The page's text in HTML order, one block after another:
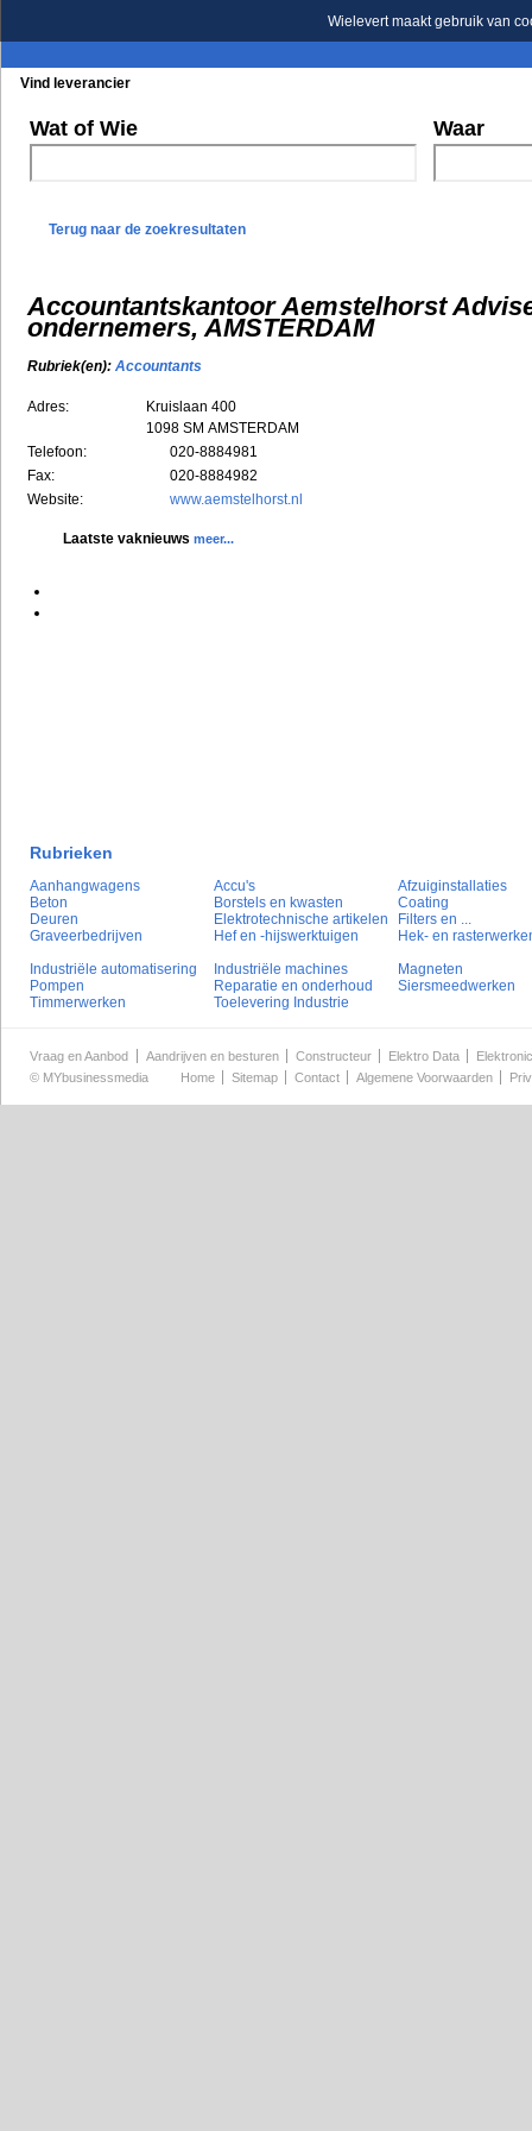
Wielevert maakt gebruik van
Vind leverancier
Wat of Wie Waar
Terug naar de zoekresultaten
Accountantskantoor Aemstelhorst
ondernemers, AMSTERDAM
Rubriek(en): Accountants
Adres:
Kruislaan 400
1098 SM AMSTERDAM
Telefoon:
020-8884981
Fax:
020-8884982
Website:
www.aemstelhorst.nl
Laatste vaknieuws meer...
Rubrieken
Aanhangwagens Accu's
Afzuiginstallaties
Beton
Borstels en kwasten
Coating
Deuren
Elektrotechnische artikelen
Filters en ...
Graveerbedrijven
Hef en -hijswerktuigen
Hek- en
Industriële automatisering
Industriële machines
Magneten
Pompen
Reparatie en onderhoud
Siersmeedwerken
Timmerwerken
Toelevering Industrie
Vraag en Aanbod Aandrijven en besturen Constructeur Elektro Data
© MYbusinessmedia Home Sitemap Contact Algemene Voorwaarden